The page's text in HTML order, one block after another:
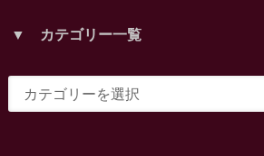
▼ カテゴリー一覧